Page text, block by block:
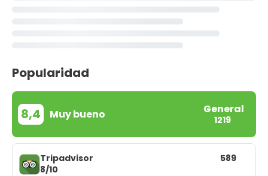
Popularidad
8,4 Muy bueno General
1219
Tripadvisor
8/10
589